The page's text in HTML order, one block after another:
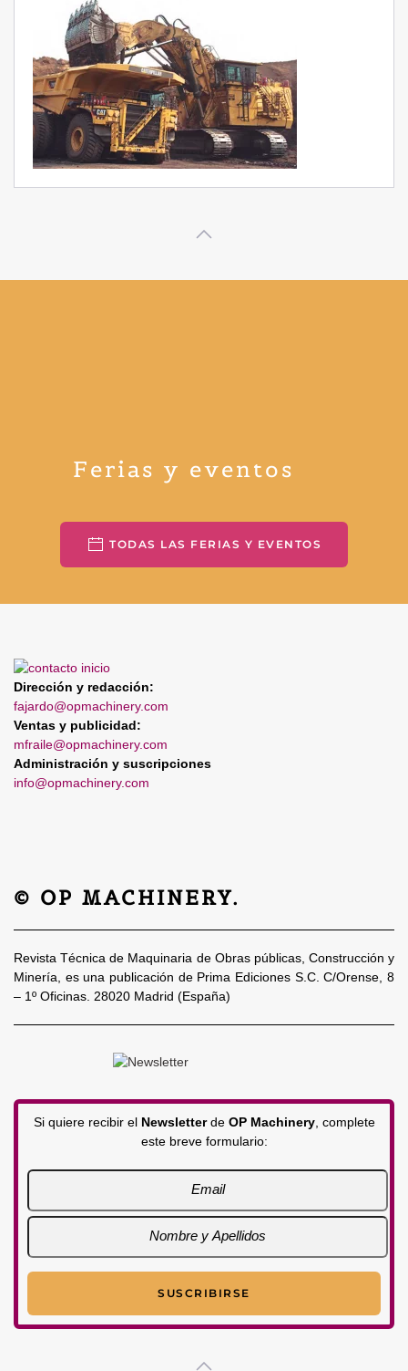
Ferias y eventos
TODAS LAS FERIAS Y EVENTOS
Dirección y redacción:
fajardo@opmachinery.com
Ventas y publicidad:
mfraile@opmachinery.com
Administración y suscripciones
info@opmachinery.com
© OP MACHINERY.
Revista Técnica de Maquinaria de Obras públicas, Construcción y
Minería, es una publicación de Prima Ediciones S.C. C/Orense, 8
– 1º Oficinas. 28020 Madrid (España)
Si quiere recibir el Newsletterde OP Machinery, complete
este breve formulario: